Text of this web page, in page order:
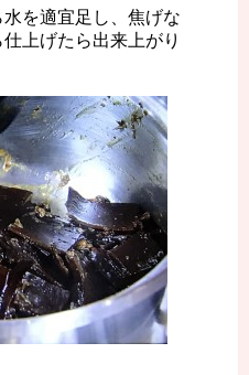
を適宜足し、焦げな
上げたら出来上がり